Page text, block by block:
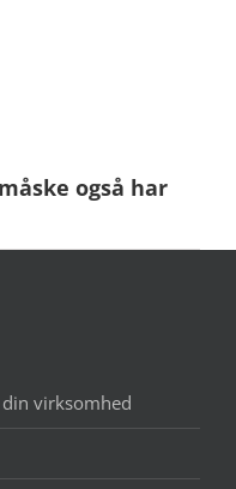
også har
virksomhed